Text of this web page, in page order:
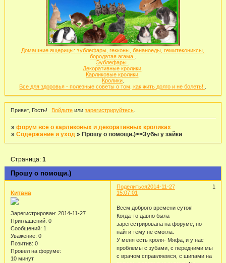
Домашние ящерицы: эублефары, гекконы, бананоеды, гемитекониксы,
бородатая агама
Эублефары
Декоративные кролики
Карликовые кролики
Кролики.
Все для здоровья - полезные советы о том, как жить долго и не болеть!
Привет, Гость! Войдите илизарегистрируйтесь
»форум всё о карликовых и декоративных кроликах
»Содержание и уход » Прошу о помощи.)>>Зубы у зайки
Прошу о помощи.)
Страница:1
Поделиться 1
2014-11-27
15:07:01
Китана
Зарегистрирован: 2014-11-27
Приглашений: 0
Сообщений: 1
Уважение: 0
Позитив: 0
Провел на форуме:
10 минут
Всем доброго времени суток!
Когда-то давно была
зарегестрирована на форуме, но
найти тему не смогла.
У меня есть кроля- Мяфа, и у нас
проблемы с зубами, с передними мы
с врачом справляемся, с шипами на